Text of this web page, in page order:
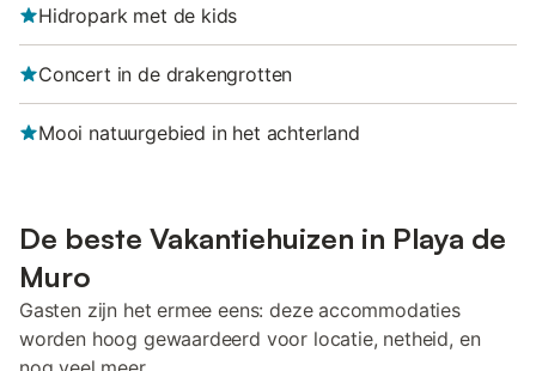
Hidropark met de kids
Concert in de drakengrotten
Mooi natuurgebied in het achterland
De beste Vakantiehuizen in Playa de
Muro
Gasten zijn het ermee eens: deze accommodaties
worden hoog gewaardeerd voor locatie, netheid, en